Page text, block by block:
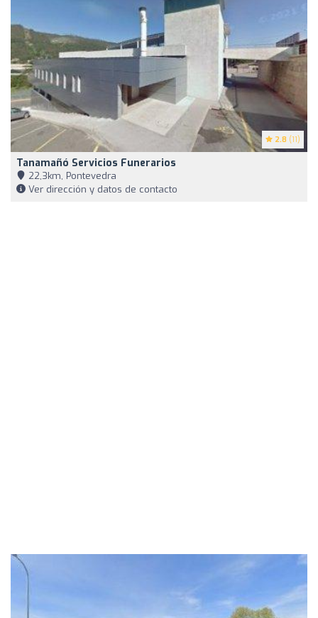
2.8 (11)
Tanamañó Servicios Funerarios
22,3km, Pontevedra
Ver dirección y datos de contacto